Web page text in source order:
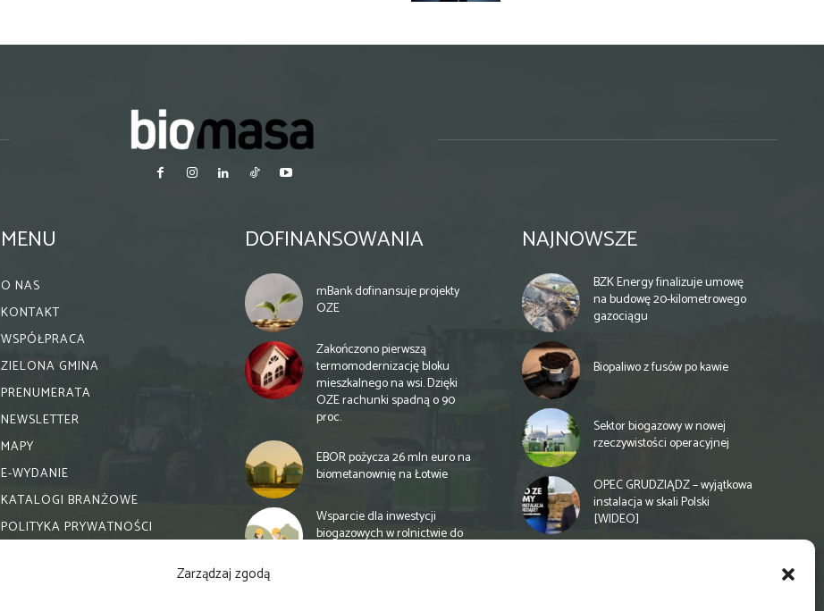
Zarządzaj zgodą
MENU
O NAS
KONTAKT
WSPÓŁPRACA
ZIELONA GMINA
PRENUMERATA
NEWSLETTER
MAPY
E-WYDANIE
KATALOGI BRANŻOWE
POLITYKA PRYWATNOŚCI
DOFINANSOWANIA
mBank dofinansuje projekty
OZE
Zakończono pierwszą
termomodernizację bloku
mieszkalnego na wsi. Dzięki
OZE rachunki spadną o 90
proc.
EBOR pożycza 26 mln euro na
biometanownię na Łotwie
Wsparcie dla inwestycji
biogazowych w rolnictwie do
NAJNOWSZE
BZK Energy finalizuje umowę
na budowę 20-kilometrowego
gazociągu
Biopaliwo z fusów po kawie
Sektor biogazowy w nowej
rzeczywistości operacyjnej
OPEC GRUDZIĄDZ – wyjątkowa
instalacja w skali Polski
[WIDEO]